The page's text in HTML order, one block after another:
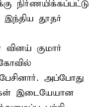
நிர்ணயிக்கப்பட்டு
தூதர்
வினய் குமார்
அப்போது
இடையேயான